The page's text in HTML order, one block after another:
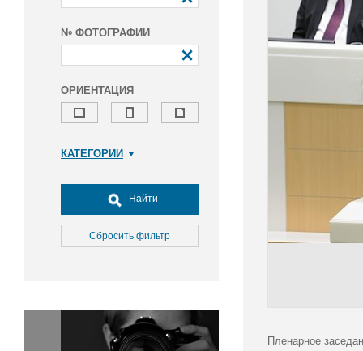
№ ФОТОГРАФИИ
ОРИЕНТАЦИЯ
КАТЕГОРИИ
Досуг, туризм и отдых
Культура
Медицина
Окружающая среда
Политика
Найти
Сбросить фильтр
Пленарное